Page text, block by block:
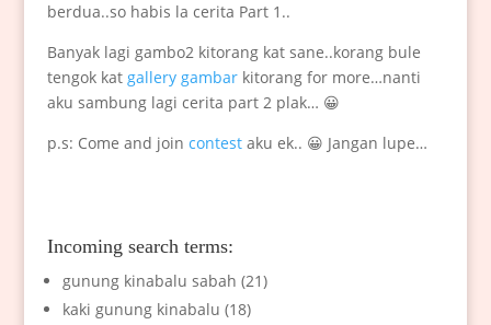
berdua..so habis la cerita Part 1..
Banyak lagi gambo2 kitorang kat sane..korang bule
tengok kat gallery gambarkitorang for more…nanti
aku sambung lagi cerita part 2 plak… 😀
p.s: Come and join contestaku ek.. 😀 Jangan lupe…
Incoming search terms:
gunung kinabalu sabah (21)
kaki gunung kinabalu (18)